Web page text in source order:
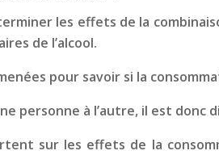
les effets de la
de l’alcool.
pour savoir si la
personne à l’autre, il est
sur les effets de la